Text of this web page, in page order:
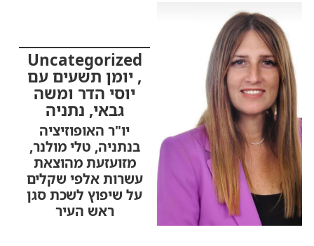
Uncategorized
, יומן תשעים עם
יוסי הדר ומשה
גבאי, נתניה
יו"ר האופוזיציה
בנתניה, טלי מולנר,
מזועזעת מהוצאת
עשרות אלפי שקלים
על שיפוץ לשכת סגן
ראש העיר